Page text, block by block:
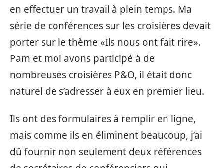
en effectuer un travail à plein temps. Ma
série de conférences sur les croisières devait
porter sur le thème «Ils nous ont fait rire».
Pam et moi avons participé à de
nombreuses croisières P&O, il était donc
naturel de s’adresser à eux en premier lieu.
Ils ont des formulaires à remplir en ligne,
mais comme ils en éliminent beaucoup, j’ai
dû fournir non seulement deux références